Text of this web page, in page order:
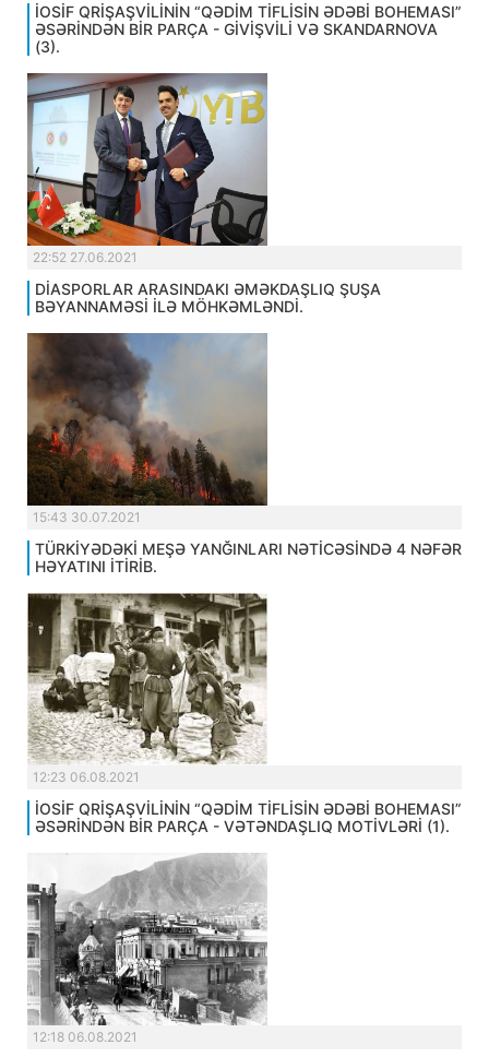
İOSİF QRİŞAŞVİLİNİN “QƏDİM TİFLİSİN ƏDƏBİ BOHEMASI”
ƏSƏRİNDƏN BİR PARÇA - GİVİŞVİLİ VƏ SKANDARNOVA
(3).
22:52 27.06.2021
DİASPORLAR ARASINDAKI ƏMƏKDAŞLIQ ŞUŞA
BƏYANNAMƏSİ İLƏ MÖHKƏMLƏNDİ.
15:43 30.07.2021
TÜRKİYƏDƏKİ MEŞƏ YANĞINLARI NƏTİCƏSİNDƏ 4 NƏFƏR
HƏYATINI İTİRİB.
12:23 06.08.2021
İOSİF QRİŞAŞVİLİNİN “QƏDİM TİFLİSİN ƏDƏBİ BOHEMASI”
ƏSƏRİNDƏN BİR PARÇA - VƏTƏNDAŞLIQ MOTİVLƏRİ (1).
12:18 06.08.2021